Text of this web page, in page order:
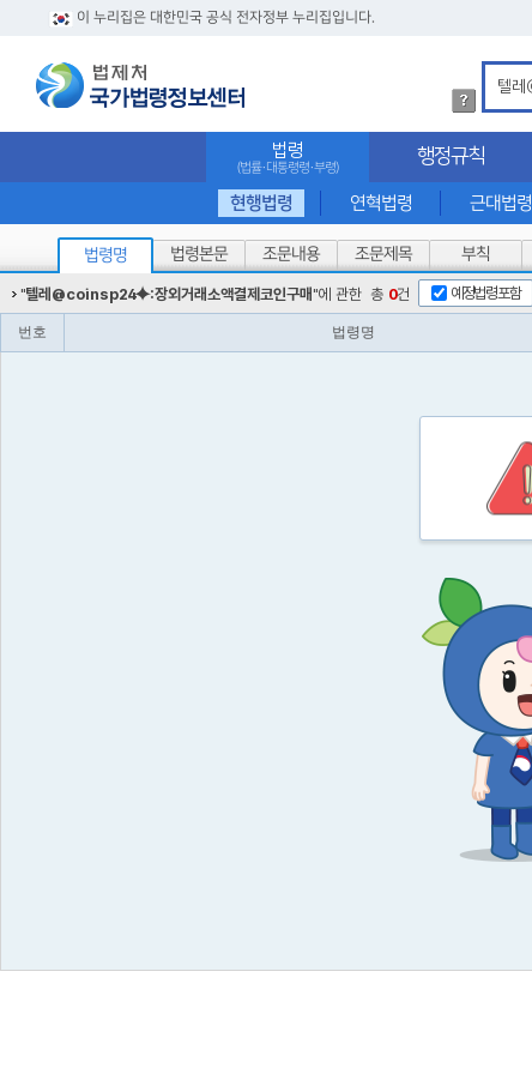
이 누리집은 대한민국 공식 전자정부 누리집입니다.
법
령
검
색
세
내
용
확
법령
(법률·대통령령·부령)
현행법령 연혁법령 근대법령
행정규칙
법령명 법령본문 조문내용 조문제목 부칙
"텔레@coinsp24⯌:장외거래소액결제코인구매"에 관한 총 0건 예정법령포함
번호 법령명